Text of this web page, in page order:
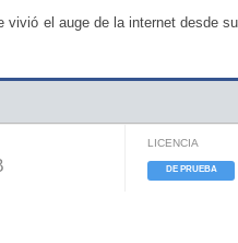
el auge de la internet desde
LICENCIA
DE PRUEBA